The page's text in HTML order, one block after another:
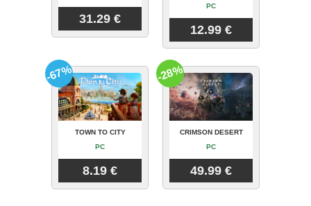
31.29 €
PC
12.99 €
TOWN TO CITY
PC
8.19 €
-67%
CRIMSON DESERT
PC
49.99 €
-28%